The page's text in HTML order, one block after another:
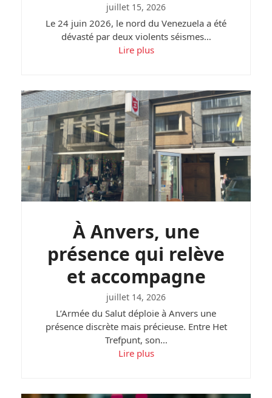
juillet 15, 2026
Le 24 juin 2026, le nord du Venezuela a été
dévasté par deux violents séismes…
Lire plus
À Anvers, une
présence qui relève
et accompagne
juillet 14, 2026
L’Armée du Salut déploie à Anvers une
présence discrète mais précieuse. Entre Het
Trefpunt, son…
Lire plus